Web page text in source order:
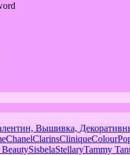
Вышивка,
ChanelClarinsClinique
BeautySisbelaStellaryTammy